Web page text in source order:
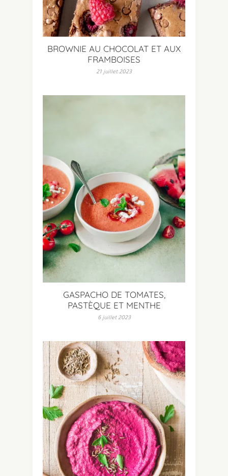
BROWNIE AU CHOCOLAT ET AUX
FRAMBOISES
21 juillet 2023
GASPACHO DE TOMATES,
PASTÈQUE ET MENTHE
6 juillet 2023